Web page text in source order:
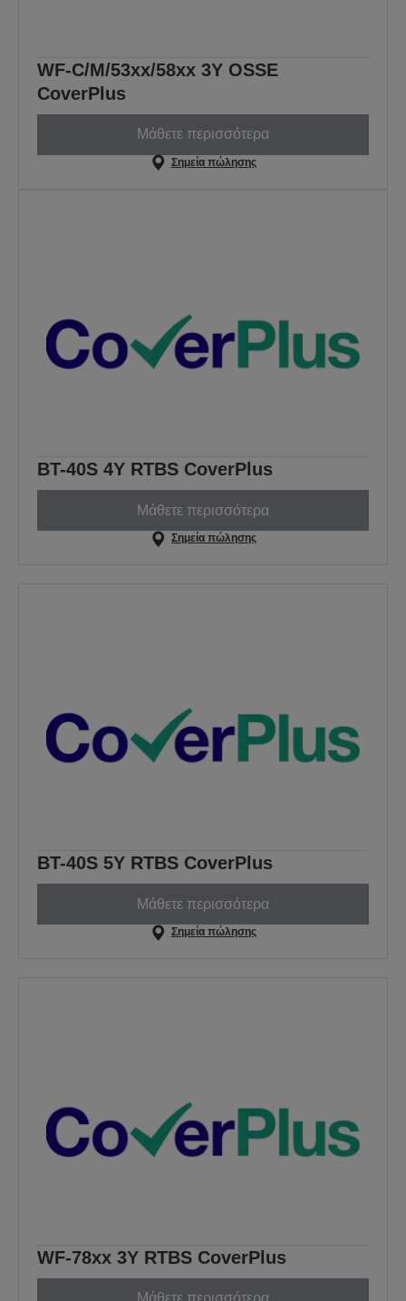
WF-C/M/53xx/58xx 3Y OSSE
CoverPlus
Μάθετε περισσότερα
Σημεία πώλησης
BT-40S 4Y RTBS CoverPlus
Μάθετε περισσότερα
Σημεία πώλησης
BT-40S 5Y RTBS CoverPlus
Μάθετε περισσότερα
Σημεία πώλησης
WF-78xx 3Y RTBS CoverPlus